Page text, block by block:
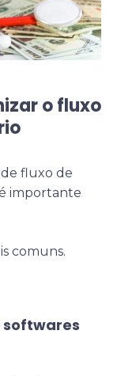
o fluxo
fluxo de
importante
comuns.
softwares